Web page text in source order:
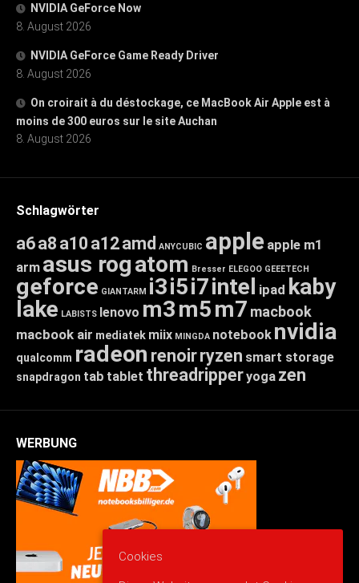
NVIDIA GeForce Now
8. August 2026
NVIDIA GeForce Game Ready Driver
8. August 2026
On croirait à du déstockage, ce MacBook Air Apple est à
moins de 300 euros sur le site Auchan
8. August 2026
Schlagwörter
a6a8 a10 a12amd ANYCUBIC apple apple m1
arm asus rogatom Bresser ELEGOO GEEETECH
geforce GIANTARM i3i5i7intel ipad kaby
lake LABISTS lenovo m3m5m7 macbook
macbook air mediatek miix MINGDA notebook nvidia
qualcomm radeon renoirryzen smart storage
snapdragon tab tablet threadripperyoga zen
WERBUNG
Cookies